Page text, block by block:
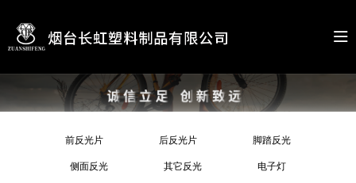
前反光片 后反光片 脚踏反光
侧面反光 其它反光 电子灯